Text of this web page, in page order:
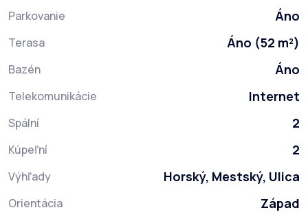
Parkovanie Áno
Terasa Áno (52 m²)
Bazén Áno
Telekomunikácie Internet
Spální 2
Kúpeľní 2
Výhľady Horský, Mestský, Ulica
Orientácia Západ